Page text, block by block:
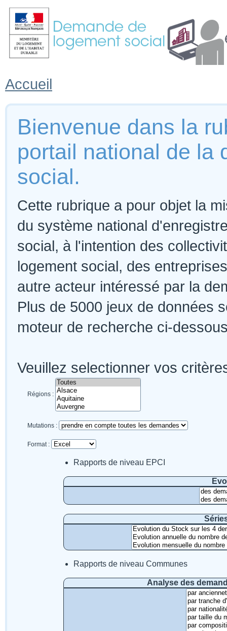
Accueil
Bienvenue dans la
portail national de la
social.
Cette rubrique a pour objet la
du système national
social, à l'intention des
logement social, des
autre acteur intéressé par la
Plus de 5000 jeux de données
moteur de recherche ci-
Veuillez selectionner vos
Régions :
Mutations :
Format :
Rapports de niveau EPCI
Rapports de niveau Communes
Analyse des